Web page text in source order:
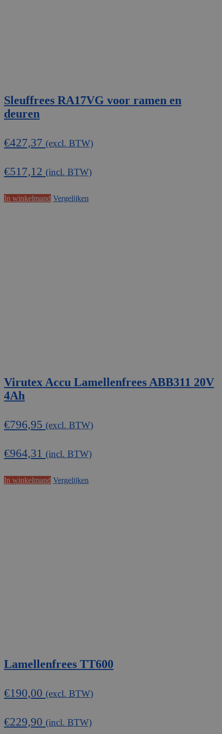
Sleuffrees RA17VG voor ramen en
deuren
€427,37 (excl. BTW)
€517,12 (incl. BTW)
In winkelmand Vergelijken
Virutex Accu Lamellenfrees ABB311 20V
4Ah
€796,95 (excl. BTW)
€964,31 (incl. BTW)
In winkelmand Vergelijken
Lamellenfrees TT600
€190,00 (excl. BTW)
€229,90 (incl. BTW)